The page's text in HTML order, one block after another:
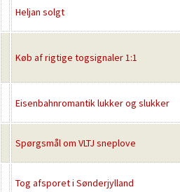
Heljan solgt
Køb af rigtige togsignaler 1:1
Eisenbahnromantik lukker og slukker
Spørgsmål om VLTJ sneplove
Tog afsporet i Sønderjylland